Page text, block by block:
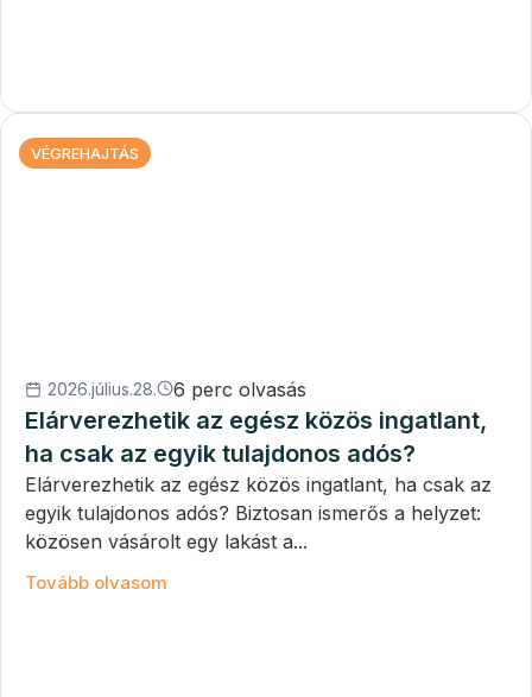
VÉGREHAJTÁS
2026.július.28. 6 perc olvasás
Elárverezhetik az egész közös ingatlant,
ha csak az egyik tulajdonos adós?
Elárverezhetik az egész közös ingatlant, ha csak az
egyik tulajdonos adós? Biztosan ismerős a helyzet:
közösen vásárolt egy lakást a...
Tovább olvasom